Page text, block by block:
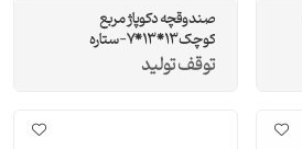
صندوقچه دکوپاژ مربع
کوچک13*13*7-ستاره
توقف تولید